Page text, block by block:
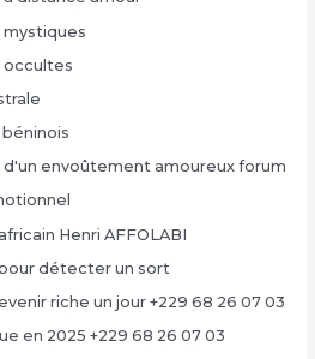
mystiques
occultes
envoûtement amoureux forum
Henri AFFOLABI
détecter un sort
riche un jour +229 68 26 07 03
en 2025 +229 68 26 07 03